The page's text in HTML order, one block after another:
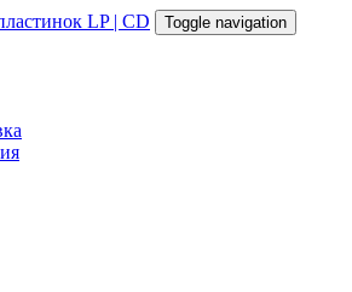
LP | CD Toggle navigation